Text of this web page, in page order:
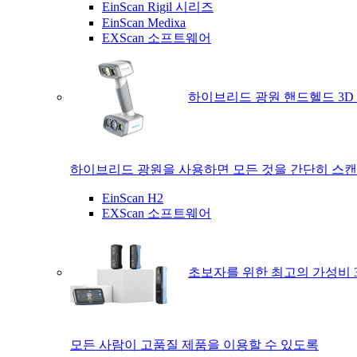
EinScan Rigil 시리즈
EinScan Medixa
EXScan 소프트웨어
하이브리드 광원 핸드헬드 3D
하이브리드 광원을 사용하면 모든 것을 간단히 스
EinScan H2
EXScan 소프트웨어
초보자를 위한 최고의 가성비
모든 사람이 고품질 제품을 이용할 수 있도록